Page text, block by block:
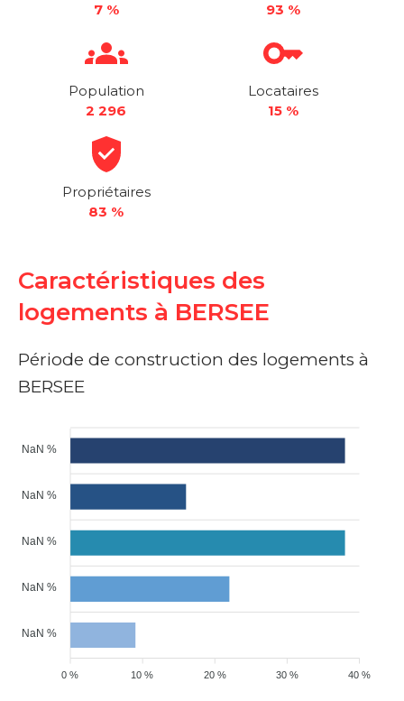
7 %
93 %
Population
2 296
Locataires
15 %
Propriétaires
83 %
Caractéristiques des
logements à BERSEE
Période de construction des logements à
BERSEE
NaN %
NaN %
NaN %
NaN %
NaN %
40 %
30 %
20 %
10 %
0 %